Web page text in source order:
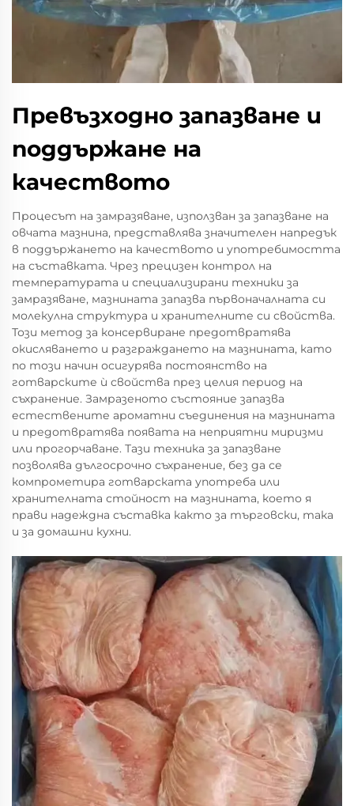
Превъзходно запазване и
поддържане на
качеството
Процесът на замразяване, използван за запазване на
овчата мазнина, представлява значителен напредък
в поддържането на качеството и употребимостта
на съставката. Чрез прецизен контрол на
температурата и специализирани техники за
замразяване, мазнината запазва първоначалната си
молекулна структура и хранителните си свойства.
Този метод за консервиране предотвратява
окисляването и разграждането на мазнината, като
по този начин осигурява постоянство на
готварските ѝ свойства през целия период на
съхранение. Замразеното състояние запазва
естествените ароматни съединения на мазнината
и предотвратява появата на неприятни миризми
или прогорчаване. Тази техника за запазване
позволява дългосрочно съхранение, без да се
компрометира готварската употреба или
хранителната стойност на мазнината, което я
прави надеждна съставка както за търговски, така
и за домашни кухни.